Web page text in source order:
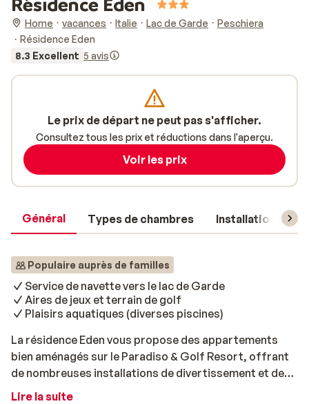
Home vacances Italie Lac de Garde
Peschiera
Résidence Eden
8.3 Excellent 5 avis
Général Types de chambres Installations
Populaire auprès de familles
Service de navette vers le lac de Garde
Aires de jeux et terrain de golf
Plaisirs aquatiques (diverses piscines)
La résidence Eden vous propose des appartements
bien aménagés sur le Paradiso & Golf Resort, offrant
de nombreuses installations de divertissement et de
sport. Un service de navette gratuit vous emmènera au
Lire la suite
Le prix de départ ne peut pas s'afficher.
Consultez tous les prix et réductions dans l'aperçu.
Voir les prix